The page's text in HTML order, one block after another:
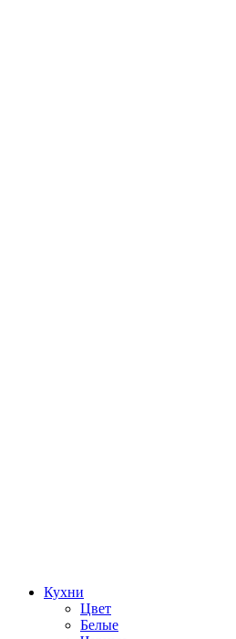
Кухни
Цвет
Белые